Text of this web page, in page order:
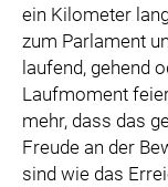
ein Kilometer
zum Parlament
laufend, gehend
Laufmoment
mehr, dass das
Freude an der
sind wie das